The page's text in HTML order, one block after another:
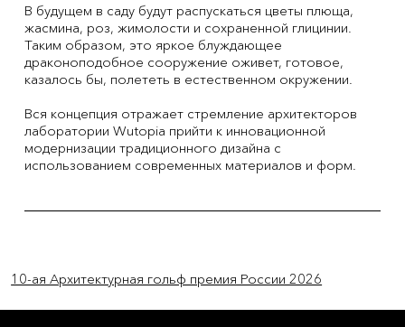
В будущем в саду будут распускаться цветы плюща,
жасмина, роз, жимолости и сохраненной глицинии.
Таким образом, это яркое блуждающее
драконоподобное сооружение оживет, готовое,
казалось бы, полететь в естественном окружении.
Вся концепция отражает стремление архитекторов
лаборатории Wutopia прийти к инновационной
модернизации традиционного дизайна с
использованием современных материалов и форм.
10-ая Архитектурная гольф премия России 2026